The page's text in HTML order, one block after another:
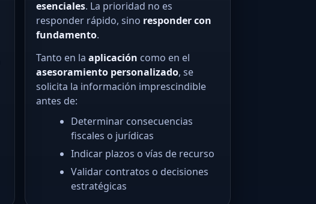
esenciales. La prioridad no es
responder rápido, sino responder con
fundamento.
Tanto en laaplicación como en el
asesoramiento personalizado, se
solicita la información imprescindible
antes de:
Determinar consecuencias
fiscales o jurídicas
Indicar plazos o vías de recurso
Validar contratos o decisiones
estratégicas